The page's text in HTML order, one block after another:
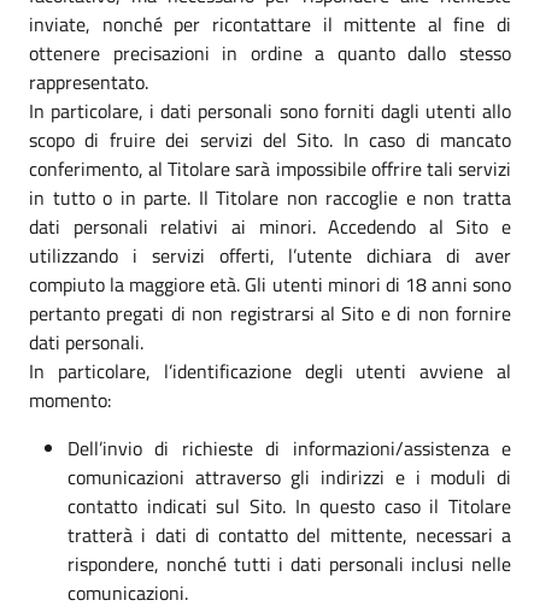
inviate, nonché per ricontattare il mittente al fine di
ottenere precisazioni in ordine a quanto dallo stesso
rappresentato.
In particolare, i dati personali sono forniti dagli utenti allo
scopo di fruire dei servizi del Sito. In caso di mancato
conferimento, al Titolare sarà impossibile offrire tali servizi
in tutto o in parte. Il Titolare non raccoglie e non tratta
dati personali relativi ai minori. Accedendo al Sito e
utilizzando i servizi offerti, l’utente dichiara di aver
compiuto la maggiore età. Gli utenti minori di 18 anni sono
pertanto pregati di non registrarsi al Sito e di non fornire
dati personali.
In particolare, l’identificazione degli utenti avviene al
momento:
Dell’invio di richieste di informazioni/assistenza e
comunicazioni attraverso gli indirizzi e i moduli di
contatto indicati sul Sito. In questo caso il Titolare
tratterà i dati di contatto del mittente, necessari a
rispondere, nonché tutti i dati personali inclusi nelle
comunicazioni.